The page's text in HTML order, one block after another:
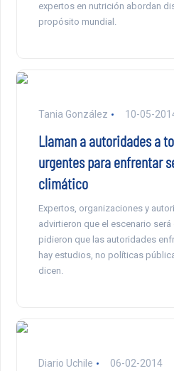
expertos en nutrición abordan
propósito mundial.
Tania González 10-05-
Llaman a autoridades a
urgentes para enfrentar
climático
Expertos, organizaciones y
advirtieron que el escenario
pidieron que las autoridades
hay estudios, no políticas
dicen.
Diario Uchile 06-02-2014